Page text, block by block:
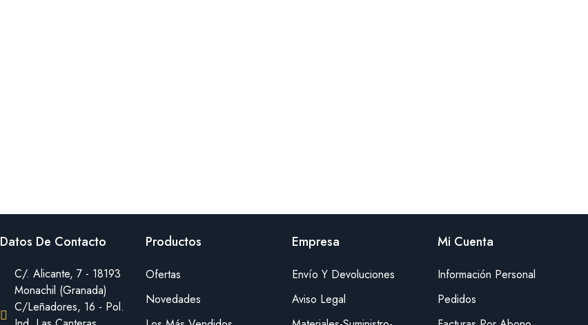
Datos De Contacto
C/. Alicante, 7 - 18193
Monachil (Granada)
C/Leñadores, 16 - Pol.
Productos
Ofertas
Novedades
Empresa
Envío Y Devoluciones
Aviso Legal
Mi Cuenta
Información Personal
Pedidos